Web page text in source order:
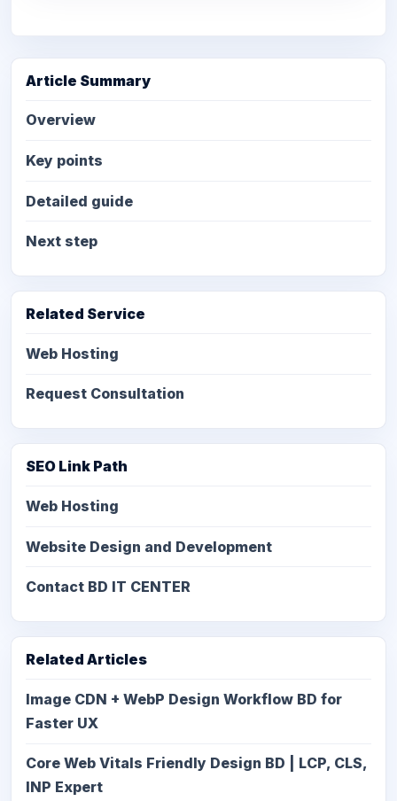
Article Summary
Overview
Key points
Detailed guide
Next step
Related Service
Web Hosting
Request Consultation
SEO Link Path
Web Hosting
Website Design and Development
Contact BD IT CENTER
Related Articles
Image CDN + WebP Design Workflow BD for
Faster UX
Core Web Vitals Friendly Design BD | LCP, CLS,
INP Expert